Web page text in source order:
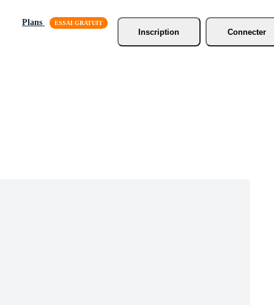
Plans
Inscription
Connecter